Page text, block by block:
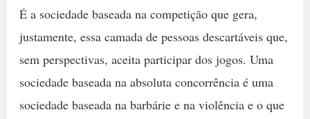
É a sociedade baseada na competição que gera,
justamente, essa camada de pessoas descartáveis que,
sem perspectivas, aceita participar dos jogos. Uma
sociedade baseada na absoluta concorrência é uma
sociedade baseada na barbárie e na violência e o que